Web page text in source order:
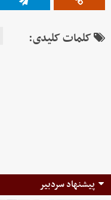
کلمات کلیدی:
پیشنهاد سردبیر